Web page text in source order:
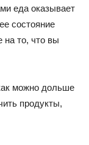
еда оказывает
состояние
на то, что вы
можно дольше
продукты,